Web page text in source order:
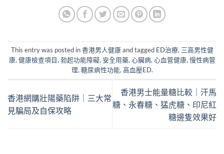
This entry was posted in香港男人健康and tagged ED治療, 三高男性健
康, 健康檢查項目, 勃起功能障礙, 安全用藥, 心臟病, 心血管健康, 慢性病管
理, 糖尿病性功能, 高血壓ED.
香港網購壯陽藥陷阱｜三大常
見騙局及自保攻略
香港男士能量糖比較｜汗馬
糖、永春糖、猛虎糖、印尼紅
糖邊隻效果好